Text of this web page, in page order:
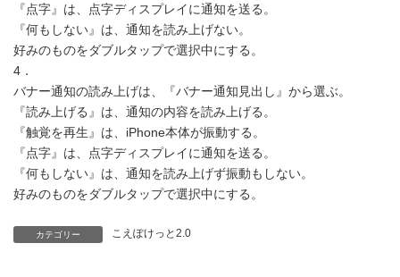
『点字』は、点字ディスプレイに通知を送る。
『何もしない』は、通知を読み上げない。
好みのものをダブルタップで選択中にする。
4．
バナー通知の読み上げは、『バナー通知見出し』から選ぶ。
『読み上げる』は、通知の内容を読み上げる。
『触覚を再生』は、iPhone本体が振動する。
『点字』は、点字ディスプレイに通知を送る。
『何もしない』は、通知を読み上げず振動もしない。
好みのものをダブルタップで選択中にする。
カテゴリー こえぽけっと2.0